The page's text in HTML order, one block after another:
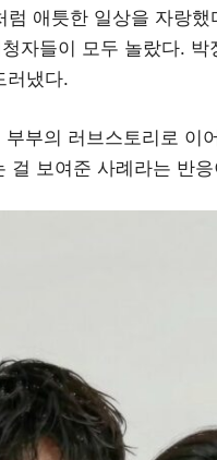
애틋한 일상을 자랑
자들이 모두 놀랐다.
러냈다.
부의 러브스토리로 이
걸 보여준 사례라는 반